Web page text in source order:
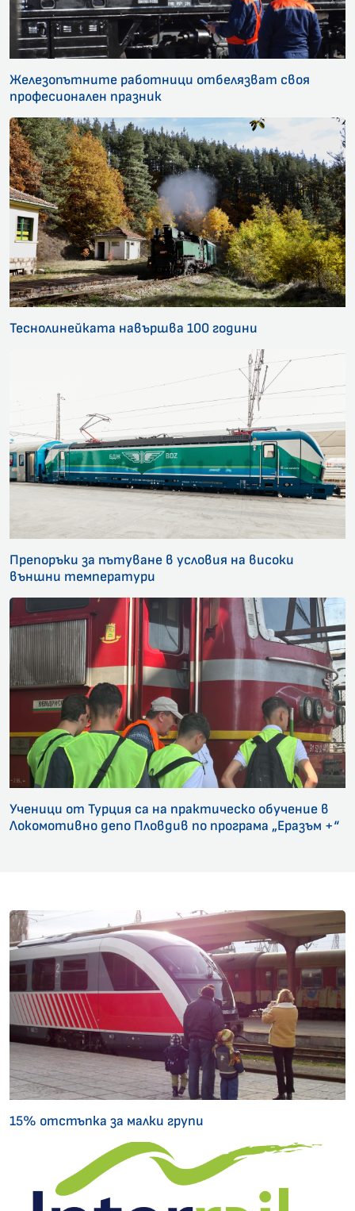
Железопътните работници отбелязват своя
професионален празник
Теснолинейката навършва 100 години
Препоръки за пътуване в условия на високи
външни температури
Ученици от Турция са на практическо обучение в
Локомотивно депо Пловдив по програма „Еразъм +“
15% отстъпка за малки групи